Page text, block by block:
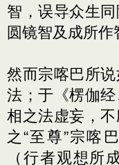
智，误导众生
圆镜智及成所作
然而宗喀巴所
法；于《楞伽
相之法虚妄，
之“至尊”宗喀
（行者观想所